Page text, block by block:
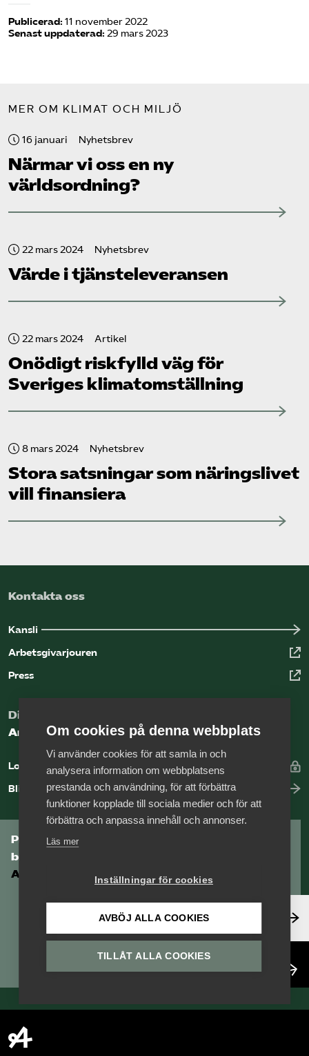
Publicerad: 11 november 2022
Senast uppdaterad: 29 mars 2023
MER OM KLIMAT OCH MILJÖ
16 januari Nyhetsbrev
Närmar vi oss en ny
världsordning?
22 mars 2024 Nyhetsbrev
Värde i tjänsteleveransen
22 mars 2024 Artikel
Onödigt riskfylld väg för
Sveriges klimatomställning
8 mars 2024 Nyhetsbrev
Stora satsningar som näringslivet
vill finansiera
Kontakta oss
Kansli
Arbetsgivarjouren
Press
Digital kunskapsbank för arbetsgivare
Arbetsgivarguiden
Logga in
Bli medlem
Prenumerera på Tågföretagens
branschnyhetsbrev
Aktuell info direkt i din inkorg.
Anmäl dig här
Om cookies på denna webbplats
Vi använder cookies för att samla in och
analysera information om webbplatsens
prestanda och användning, för att förbättra
funktioner kopplade till sociala medier och för att
förbättra och anpassa innehåll och annonser.
Läs mer
Inställningar för cookies
AVBÖJ ALLA COOKIES
TILLÅT ALLA COOKIES